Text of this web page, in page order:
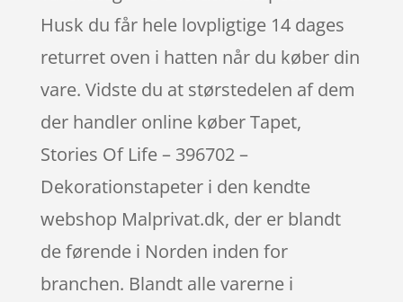
Husk du får hele lovpligtige 14 dages
returret oven i hatten når du køber din
vare. Vidste du at størstedelen af dem
der handler online køber Tapet,
Stories Of Life – 396702 –
Dekorationstapeter i den kendte
webshop Malprivat.dk, der er blandt
de førende i Norden inden for
branchen. Blandt alle varerne i